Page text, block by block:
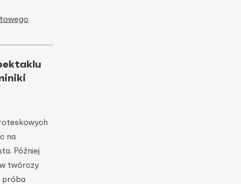
na
Później
w twórczy
próba